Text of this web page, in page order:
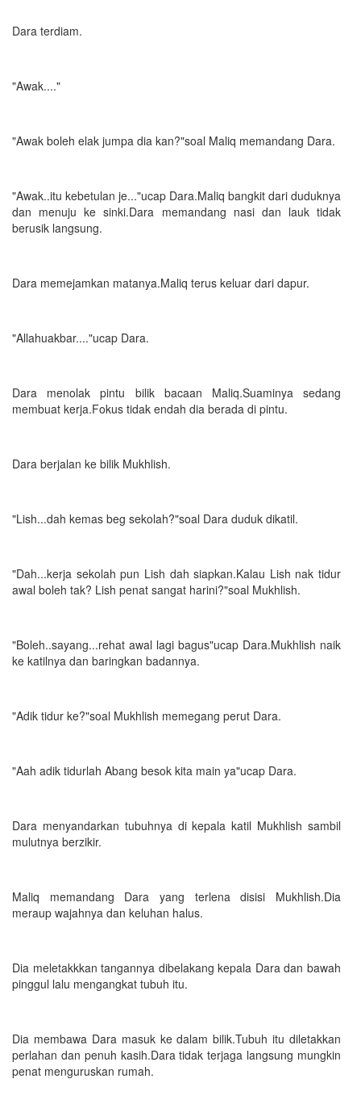
Dara terdiam.
"Awak...."
"Awak boleh elak jumpa dia kan?"soal Maliq memandang Dara.
"Awak..itu kebetulan je..."ucap Dara.Maliq bangkit dari duduknya
dan menuju ke sinki.Dara memandang nasi dan lauk tidak
berusik langsung.
Dara memejamkan matanya.Maliq terus keluar dari dapur.
"Allahuakbar...."ucap Dara.
Dara menolak pintu bilik bacaan Maliq.Suaminya sedang
membuat kerja.Fokus tidak endah dia berada di pintu.
Dara berjalan ke bilik Mukhlish.
"Lish...dah kemas beg sekolah?"soal Dara duduk dikatil.
"Dah...kerja sekolah pun Lish dah siapkan.Kalau Lish nak tidur
awal boleh tak? Lish penat sangat harini?"soal Mukhlish.
"Boleh..sayang...rehat awal lagi bagus"ucap Dara.Mukhlish naik
ke katilnya dan baringkan badannya.
"Adik tidur ke?"soal Mukhlish memegang perut Dara.
"Aah adik tidurlah Abang besok kita main ya"ucap Dara.
Dara menyandarkan tubuhnya di kepala katil Mukhlish sambil
mulutnya berzikir.
Maliq memandang Dara yang terlena disisi Mukhlish.Dia
meraup wajahnya dan keluhan halus.
Dia meletakkkan tangannya dibelakang kepala Dara dan bawah
pinggul lalu mengangkat tubuh itu.
Dia membawa Dara masuk ke dalam bilik.Tubuh itu diletakkan
perlahan dan penuh kasih.Dara tidak terjaga langsung mungkin
penat menguruskan rumah.